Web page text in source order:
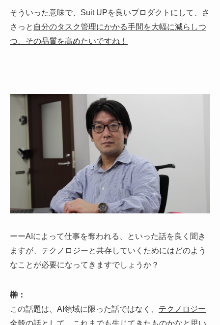
そういった意味で、Suit UPを良いプロダクトにして、さ
さっと 自分のタスク管理にかかる手間を大幅に減らしつ
つ、その品質を高めたいですね！
ーーAIによって仕事を奪われる、といった話を良く聞き
ますが、テクノロジーと共存していくためにはどのよう
なことが必要になってきますでしょうか？
榊：
この話題は、AI領域に限った話ではなく、 テクノロジー
全般の話として、これまでも生じてきたものかなと思い